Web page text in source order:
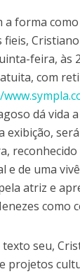
a forma
fieis,
feira, às
com
dá vida
exibição,
e de uma
atriz e
como
seu,
projetos